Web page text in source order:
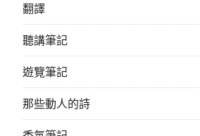
翻譯
聽講筆記
遊覽筆記
那些動人的詩